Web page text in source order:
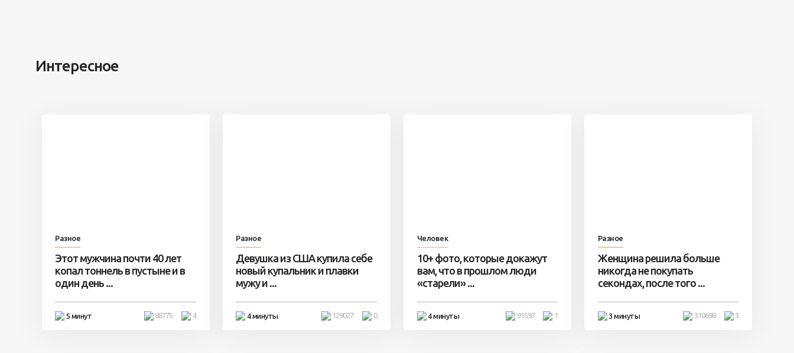
Интересное
Разное
Этот мужчина почти 40 лет
копал тоннель в пустыне и в
один день ...
5 минут 4
88775
Разное
Девушка из США купила себе
новый купальник и плавки
мужу и ...
4 минуты 0
129027
Человек
10+ фото, которые докажут
вам, что в прошлом люди
«старели» ...
4 минуты 1
91597
Разное
Женщина решила больше
никогда не покупать
секондах, после того ...
3 минуты 3
310698